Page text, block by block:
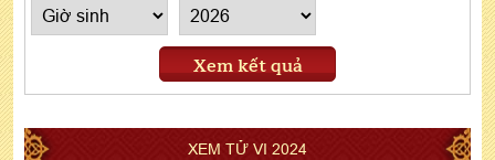
Xem kết quả
XEM TỬ VI 2024